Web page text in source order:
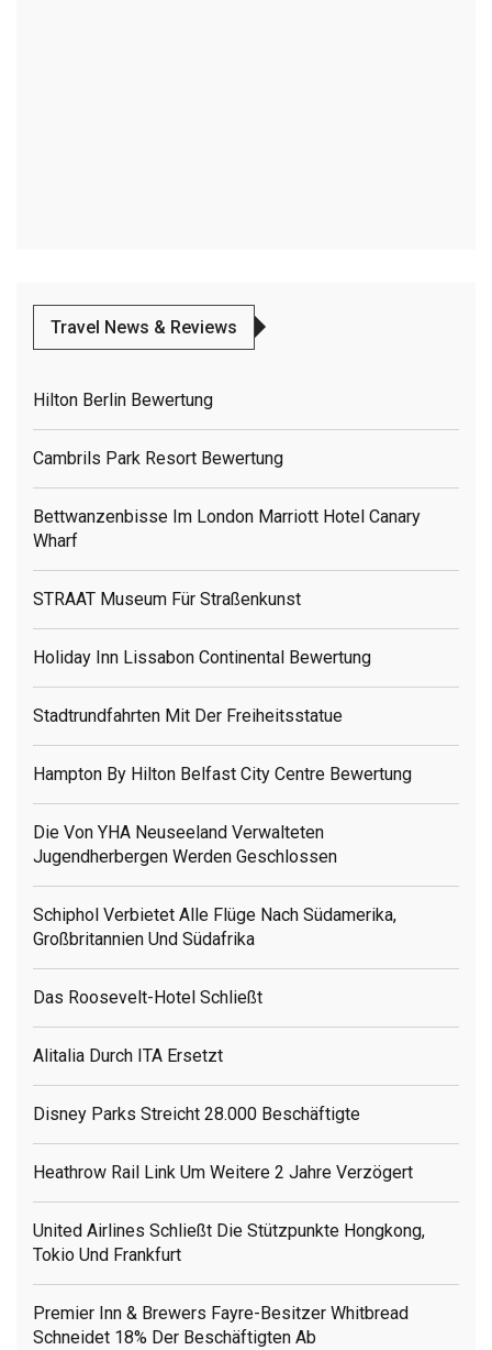
Travel News & Reviews
Hilton Berlin Bewertung
Cambrils Park Resort Bewertung
Bettwanzenbisse Im London Marriott Hotel Canary
Wharf
STRAAT Museum Für Straßenkunst
Holiday Inn Lissabon Continental Bewertung
Stadtrundfahrten Mit Der Freiheitsstatue
Hampton By Hilton Belfast City Centre Bewertung
Die Von YHA Neuseeland Verwalteten
Jugendherbergen Werden Geschlossen
Schiphol Verbietet Alle Flüge Nach Südamerika,
Großbritannien Und Südafrika
Das Roosevelt-Hotel Schließt
Alitalia Durch ITA Ersetzt
Disney Parks Streicht 28.000 Beschäftigte
Heathrow Rail Link Um Weitere 2 Jahre Verzögert
United Airlines Schließt Die Stützpunkte Hongkong,
Tokio Und Frankfurt
Premier Inn & Brewers Fayre-Besitzer Whitbread
Schneidet 18% Der Beschäftigten Ab